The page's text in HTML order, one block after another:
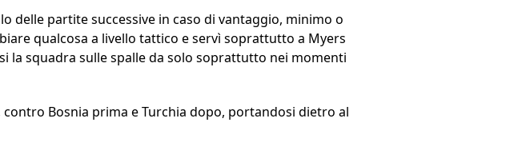
delle partite successive in caso di vantaggio, minimo o
qualcosa a livello tattico e servì soprattutto a Myers
la squadra sulle spalle da solo soprattutto nei momenti
contro Bosnia prima e Turchia dopo, portandosi dietro al